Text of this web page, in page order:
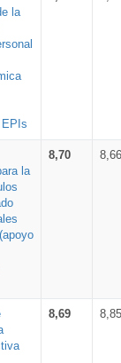
la
la
8,70 8,66
8,69 8,85